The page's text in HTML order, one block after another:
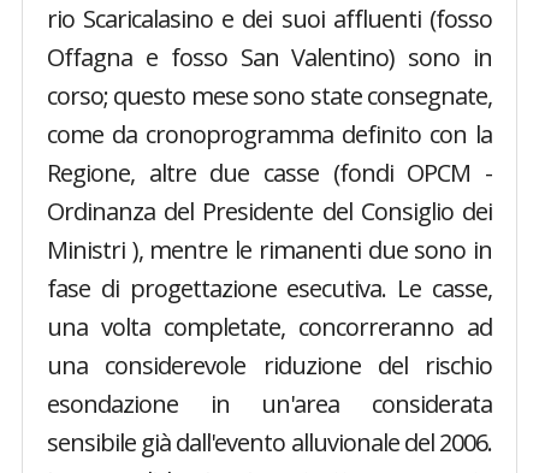
rio Scaricalasino e dei suoi affluenti (fosso
Offagna e fosso San Valentino) sono in
corso; questo mese sono state consegnate,
come da cronoprogramma definito con la
Regione, altre due casse (fondi OPCM -
Ordinanza del Presidente del Consiglio dei
Ministri ), mentre le rimanenti due sono in
fase di progettazione esecutiva. Le casse,
una volta completate, concorreranno ad
una considerevole riduzione del rischio
esondazione in un'area considerata
sensibile già dall'evento alluvionale del 2006.